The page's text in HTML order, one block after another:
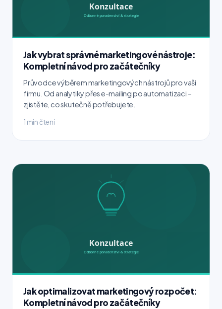
Jak vybrat správné marketingové nástroje:
Kompletní návod pro začátečníky
Průvodce výběrem marketingových nástrojů pro vaši
firmu. Od analytiky přes e-mailing po automatizaci –
zjistěte, co skutečně potřebujete.
1 min čtení
Jak optimalizovat marketingový rozpočet:
Kompletní návod pro začátečníky